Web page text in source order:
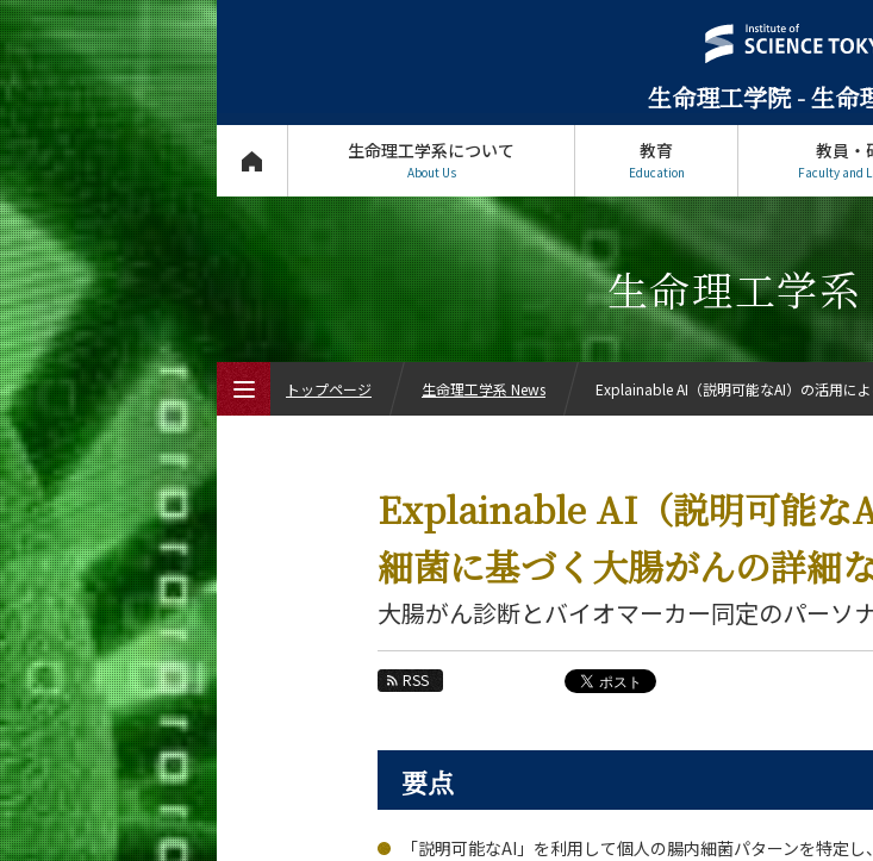
生命理工学院 - 生命
生命理工学系について
About Us
教育
Education
教員・
Faculty and
生命理工学
Explainable AI（説明可能な
細菌に基づく大腸がんの詳細
大腸がん診断とバイオマーカー同定のパーソ
RSS
要点
「説明可能なAI」を利用して個人の腸内細菌パターンを特定
トップページ 生命理工学系 News Explainable AI（説明可能なAI）の活用に
生命理工学系について